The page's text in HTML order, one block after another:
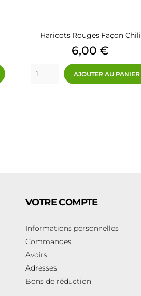
Haricots Rouges Façon Chili
Prix
6,00 €
AJOUTER AU PANIER
VOTRE COMPTE
Informations personnelles
Commandes
Avoirs
Adresses
Bons de réduction